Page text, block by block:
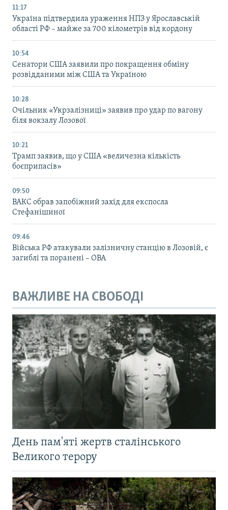
11:17
Україна підтвердила ураження НПЗ у Ярославській
області РФ – майже за 700 кілометрів від кордону
10:54
Сенатори США заявили про покращення обміну
розвідданими між США та Україною
10:28
Очільник «Укрзалізниці» заявив про удар по вагону
біля вокзалу Лозової
10:21
Трамп заявив, що у США «величезна кількість
боєприпасів»
09:50
ВАКС обрав запобіжний захід для експосла
Стефанішиної
09:46
Війська РФ атакували залізничну станцію в Лозовій, є
загиблі та поранені – ОВА
ВАЖЛИВЕ НА СВОБОДІ
День пам'яті жертв сталінського
Великого терору